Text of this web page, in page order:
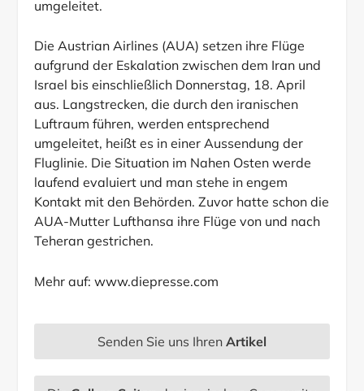
umgeleitet.
Die Austrian Airlines (AUA) setzen ihre Flüge
aufgrund der Eskalation zwischen dem Iran und
Israel bis einschließlich Donnerstag, 18. April
aus. Langstrecken, die durch den iranischen
Luftraum führen, werden entsprechend
umgeleitet, heißt es in einer Aussendung der
Fluglinie. Die Situation im Nahen Osten werde
laufend evaluiert und man stehe in engem
Kontakt mit den Behörden. Zuvor hatte schon die
AUA-Mutter Lufthansa ihre Flüge von und nach
Teheran gestrichen.
Mehr auf: www.diepresse.com
Senden Sie uns Ihren Artikel